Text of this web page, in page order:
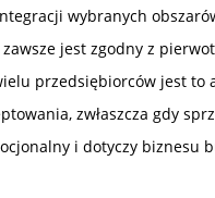
wybranych
jest zgodny z
przedsiębiorców jest to
zwłaszcza gdy
i dotyczy biznesu